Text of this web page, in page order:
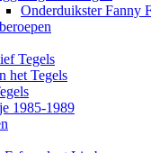
Onderduikster Fanny
Tegels
het Tegels
1985-1989